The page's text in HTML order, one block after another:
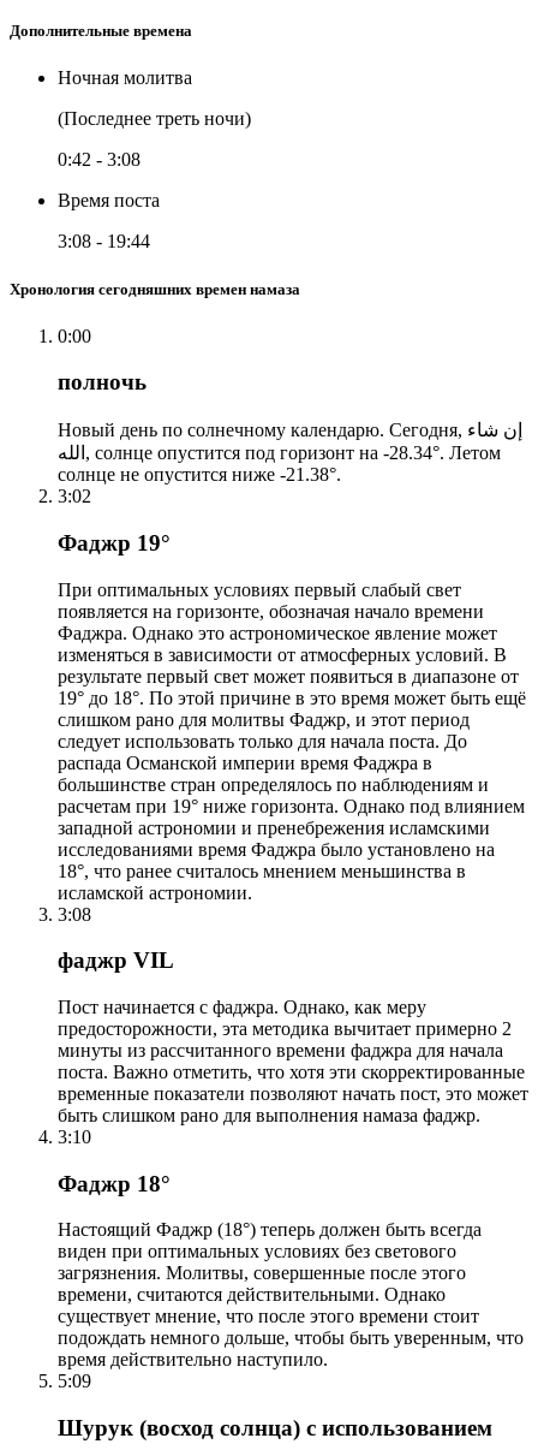
Дополнительные времена
Ночная молитва
(Последнее треть ночи)
0:42 - 3:08
Время поста
3:08 - 19:44
Хронология сегодняшних времен намаза
0:00
полночь
Новый день по солнечному календарю. Сегодня, إن شاء
الله, солнце опустится под горизонт на -28.34°. Летом
солнце не опустится ниже -21.38°.
3:02
Фаджр 19°
При оптимальных условиях первый слабый свет
появляется на горизонте, обозначая начало времени
Фаджра. Однако это астрономическое явление может
изменяться в зависимости от атмосферных условий. В
результате первый свет может появиться в диапазоне от
19° до 18°. По этой причине в это время может быть ещё
слишком рано для молитвы Фаджр, и этот период
следует использовать только для начала поста. До
распада Османской империи время Фаджра в
большинстве стран определялось по наблюдениям и
расчетам при 19° ниже горизонта. Однако под влиянием
западной астрономии и пренебрежения исламскими
исследованиями время Фаджра было установлено на
18°, что ранее считалось мнением меньшинства в
исламской астрономии.
3:08
фаджр VIL
Пост начинается с фаджра. Однако, как меру
предосторожности, эта методика вычитает примерно 2
минуты из рассчитанного времени фаджра для начала
поста. Важно отметить, что хотя эти скорректированные
временные показатели позволяют начать пост, это может
быть слишком рано для выполнения намаза фаджр.
3:10
Фаджр 18°
Настоящий Фаджр (18°) теперь должен быть всегда
виден при оптимальных условиях без светового
загрязнения. Молитвы, совершенные после этого
времени, считаются действительными. Однако
существует мнение, что после этого времени стоит
подождать немного дольше, чтобы быть уверенным, что
время действительно наступило.
5:09
Шурук (восход солнца) с использованием